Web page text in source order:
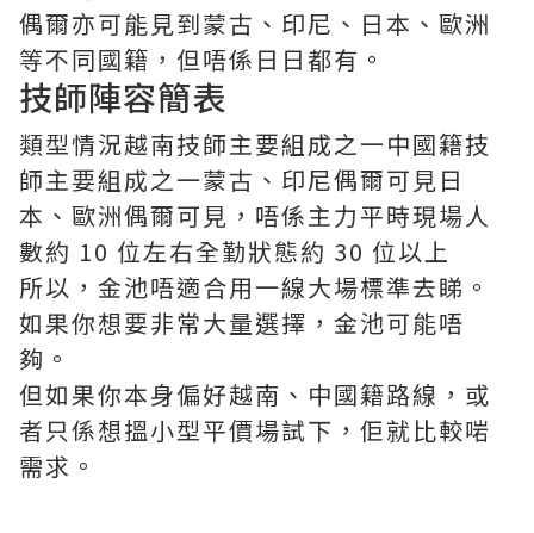
偶爾亦可能見到蒙古、印尼、日本、歐洲
等不同國籍，但唔係日日都有。
技師陣容簡表
類型情況越南技師主要組成之一中國籍技
師主要組成之一蒙古、印尼偶爾可見日
本、歐洲偶爾可見，唔係主力平時現場人
數約 10 位左右全勤狀態約 30 位以上
所以，金池唔適合用一線大場標準去睇。
如果你想要非常大量選擇，金池可能唔
夠。
但如果你本身偏好越南、中國籍路線，或
者只係想搵小型平價場試下，佢就比較啱
需求。